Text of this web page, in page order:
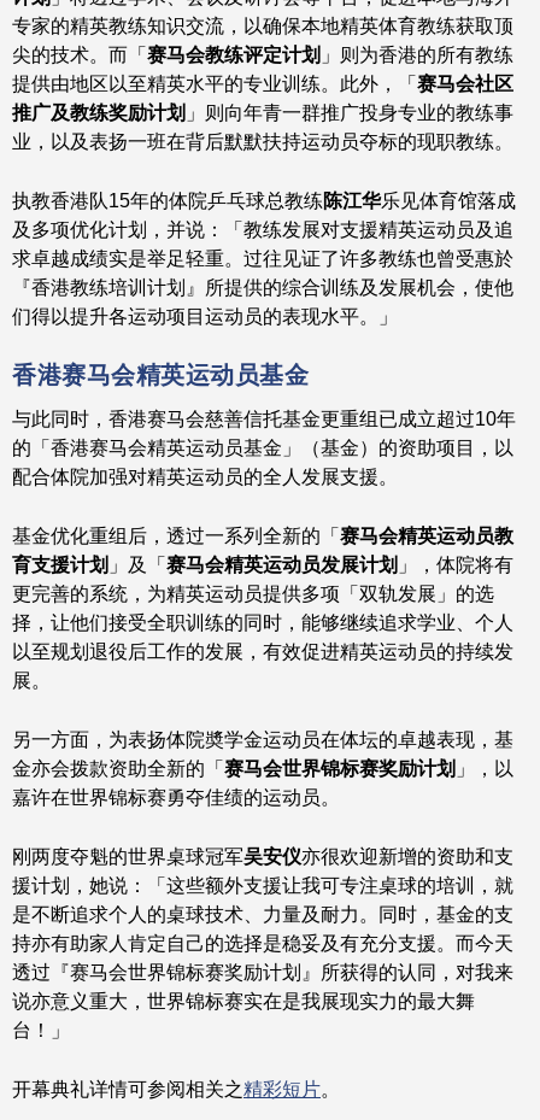
专家的精英教练知识交流，以确保本地精英体育教练获取顶
尖的技术。而「赛马会教练评定计划 」则为香港的所有教练
提供由地区以至精英水平的专业训练。此外，「赛马会社区
推广及教练奖励计划 」则向年青一群推广投身专业的教练事
业，以及表扬一班在背后默默扶持运动员夺标的现职教练。
执教香港队15年的体院乒乓球总教练陈江华乐见体育馆落成
及多项优化计划，并说：「教练发展对支援精英运动员及追
求卓越成绩实是举足轻重。过往见证了许多教练也曾受惠於
『香港教练培训计划』所提供的综合训练及发展机会，使他
们得以提升各运动项目运动员的表现水平。」
香港赛马会精英运动员基金
与此同时，香港赛马会慈善信托基金更重组已成立超过10年
的「香港赛马会精英运动员基金」（基金）的资助项目，以
配合体院加强对精英运动员的全人发展支援。
基金优化重组后，透过一系列全新的「赛马会精英运动员教
育支援计划 」及「赛马会精英运动员发展计划 」，体院将有
更完善的系统，为精英运动员提供多项「双轨发展」的选
择，让他们接受全职训练的同时，能够继续追求学业、个人
以至规划退役后工作的发展，有效促进精英运动员的持续发
展。
另一方面，为表扬体院奬学金运动员在体坛的卓越表现，基
金亦会拨款资助全新的「赛马会世界锦标赛奖励计划 」，以
嘉许在世界锦标赛勇夺佳绩的运动员。
刚两度夺魁的世界桌球冠军吴安仪亦很欢迎新增的资助和支
援计划，她说：「这些额外支援让我可专注桌球的培训，就
是不断追求个人的桌球技术、力量及耐力。同时，基金的支
持亦有助家人肯定自己的选择是稳妥及有充分支援。而今天
透过『赛马会世界锦标赛奖励计划』所获得的认同，对我来
说亦意义重大，世界锦标赛实在是我展现实力的最大舞
台！」
开幕典礼详情可参阅相关之精彩短片。